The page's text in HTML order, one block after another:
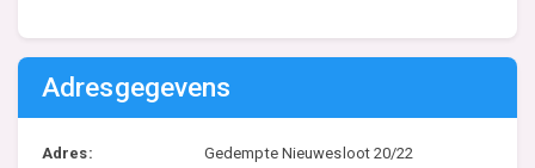
Adresgegevens
Adres: Gedempte Nieuwesloot 20/22